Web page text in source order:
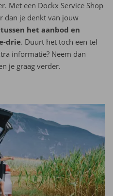
Met een Dockx Service Shop
dan je denkt van jouw
het aanbod en
drie. Duurt het toch een tel
informatie? Neem dan
je graag verder.